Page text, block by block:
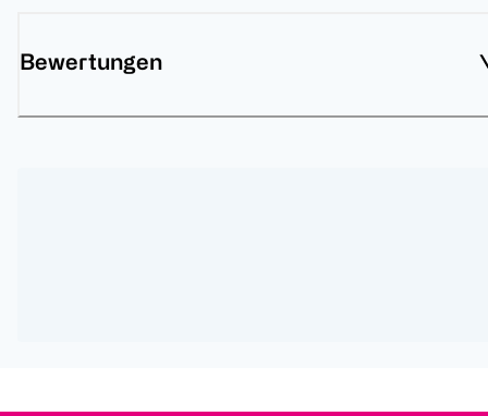
Bewertungen